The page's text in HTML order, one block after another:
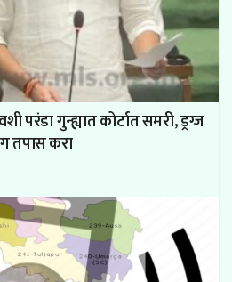
परंडा गुन्ह्यात कोर्टात समरी, ड्रग्ज
तपास करा